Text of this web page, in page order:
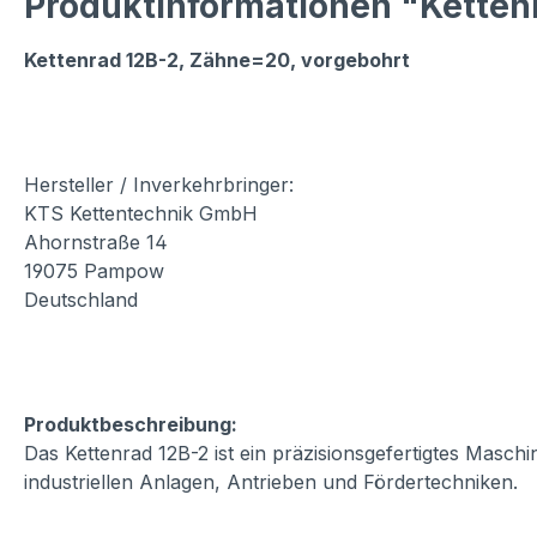
Kettenrad 12B-2, Zähne=20, vorgebohrt
Hersteller / Inverkehrbringer:
KTS Kettentechnik GmbH
Ahornstraße 14
19075 Pampow
Deutschland
Produktbeschreibung:
Das Kettenrad 12B-2 ist ein präzisionsgefertigtes
industriellen Anlagen, Antrieben und Fördertechniken.